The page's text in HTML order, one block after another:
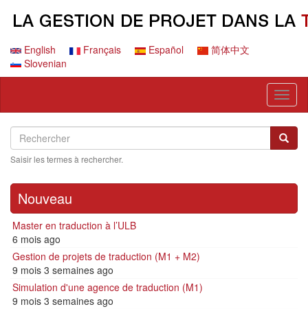
principalEnglish Français Español
简体中文
Slovenian
Search
Rechercher
Saisir les termes à rechercher.
Nouveau
Master en traduction à l’ULB
6 mois ago
Gestion de projets de traduction (M1 + M2)
9 mois 3 semaines ago
Simulation d'une agence de traduction (M1)
9 mois 3 semaines ago